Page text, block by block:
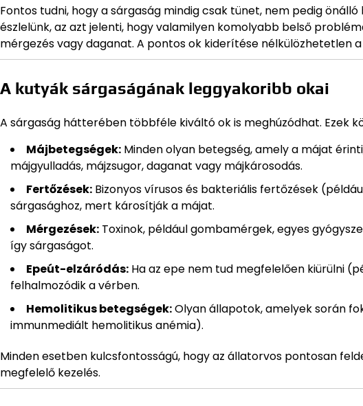
Fontos tudni, hogy a sárgaság mindig csak tünet, nem pedig
észlelünk, az azt jelenti, hogy valamilyen komolyabb belső
mérgezés vagy daganat. A pontos ok kiderítése nélkülözhetetlen
A kutyák sárgaságának leggyakoribb okai
A sárgaság hátterében többféle kiváltó ok is meghúzódhat. Ezek
Májbetegségek: Minden olyan betegség, amely a májat
májgyulladás, májzsugor, daganat vagy májkárosodás.
Fertőzések: Bizonyos vírusos és bakteriális fertőzések
sárgasághoz, mert károsítják a májat.
Mérgezések: Toxinok, például gombamérgek, egyes
így sárgaságot.
Epeút-elzáródás: Ha az epe nem tud megfelelően kiürülni
felhalmozódik a vérben.
Hemolitikus betegségek:Olyan állapotok, amelyek során
immunmediált hemolitikus anémia).
Minden esetben kulcsfontosságú, hogy az állatorvos pontosan
megfelelő kezelés.